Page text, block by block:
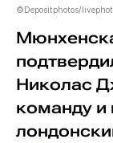
©Depositphotos/
Николас
команду и